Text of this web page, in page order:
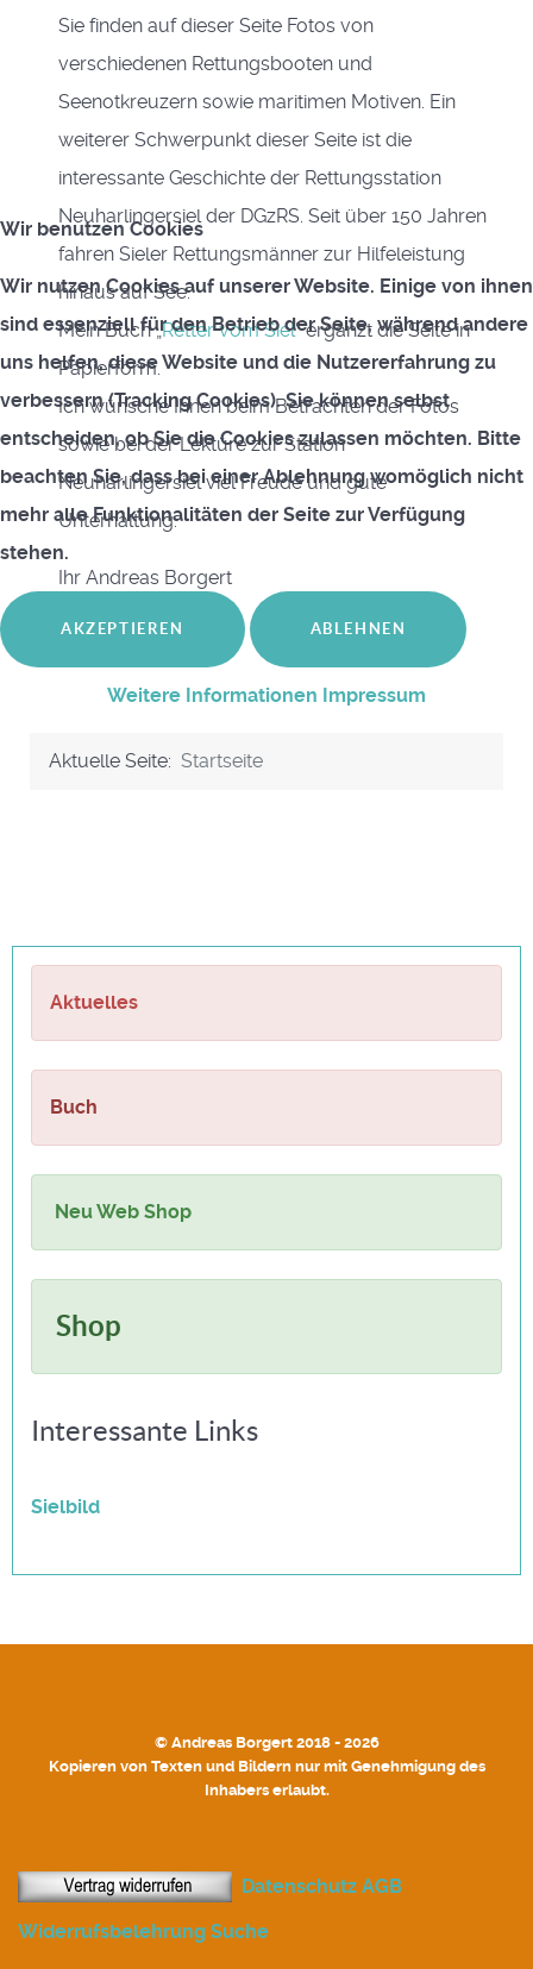
Sie finden auf dieser Seite Fotos von
verschiedenen Rettungsbooten und
Seenotkreuzern sowie maritimen Motiven. Ein
weiterer Schwerpunkt dieser Seite ist die
interessante Geschichte der Rettungsstation
Neuharlingersiel der DGzRS. Seit über 150 Jahren
fahren Sieler Rettungsmänner zur Hilfeleistung
hinaus auf See.
Mein Buch „Retter vom Siel“ ergänzt die Seite in
Papierform.
Ich wünsche Ihnen beim Betrachten der Fotos
sowie bei der Lektüre zur Station
Neuharlingersiel viel Freude und gute
Unterhaltung.
Ihr Andreas Borgert
Aktuelle Seite: Startseite
Aktuelles
Buch
Neu Web Shop
Shop
Interessante Links
Sielbild
© Andreas Borgert 2018 - 2026
Kopieren von Texten und Bildern nur mit Genehmigung des
Inhabers erlaubt.
Datenschutz AGB
Widerrufsbelehrung Suche
Wir benutzen Cookies
Wir nutzen Cookies auf unserer Website. Einige von ihnen
sind essenziell für den Betrieb der Seite, während andere
uns helfen, diese Website und die Nutzererfahrung zu
verbessern (Tracking Cookies). Sie können selbst
entscheiden, ob Sie die Cookies zulassen möchten. Bitte
beachten Sie, dass bei einer Ablehnung womöglich nicht
mehr alle Funktionalitäten der Seite zur Verfügung
stehen.
AKZEPTIEREN ABLEHNEN
Weitere Informationen Impressum